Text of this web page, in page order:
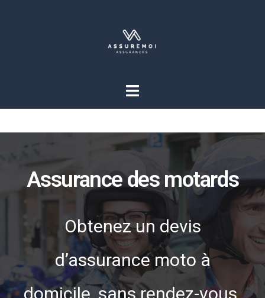
Assurance des motards
Obtenez un devis
d’assurance moto à
domicile, sans rendez-vous.